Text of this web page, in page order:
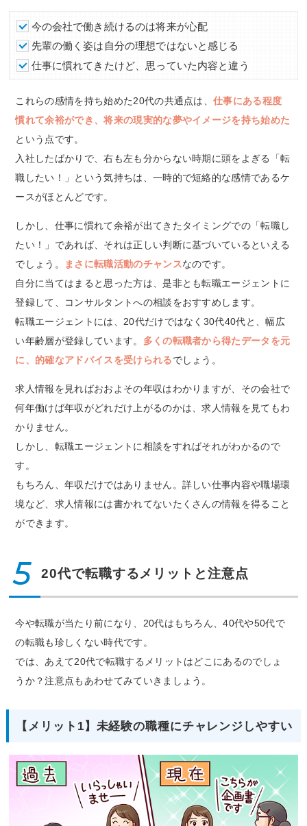
今の会社で働き続けるのは将来が心配
先輩の働く姿は自分の理想ではないと感じる
仕事に慣れてきたけど、思っていた内容と違う
これらの感情を持ち始めた20代の共通点は、仕事にある程度
慣れて余裕ができ、将来の現実的な夢やイメージを持ち始めた
という点です。
入社したばかりで、右も左も分からない時期に頭をよぎる「転
職したい！」という気持ちは、一時的で短絡的な感情であるケ
ースがほとんどです。
しかし、仕事に慣れて余裕が出てきたタイミングでの「転職し
たい！」であれば、それは正しい判断に基づいているといえる
でしょう。
まさに転職活動のチャンスなのです。
自分に当てはまると思った方は、是非とも転職エージェントに
登録して、コンサルタントへの相談をおすすめします。
転職エージェントには、20代だけではなく30代40代と、幅広
い年齢層が登録しています。 多くの転職者から得たデータを元
に、的確なアドバイスを受けられるでしょう。
求人情報を見ればおおよその年収はわかりますが、その会社で
何年働けば年収がどれだけ上がるのかは、求人情報を見てもわ
かりません。
しかし、転職エージェントに相談をすればそれがわかるので
す。
もちろん、年収だけではありません。詳しい仕事内容や職場環
境など、求人情報には書かれてないたくさんの情報を得ること
ができます。
5 20代で転職するメリットと注意点
今や転職が当たり前になり、20代はもちろん、40代や50代で
の転職も珍しくない時代です。
では、あえて20代で転職するメリットはどこにあるのでしょ
うか？注意点もあわせてみていきましょう。
【メリット1】未経験の職種にチャレンジしやすい